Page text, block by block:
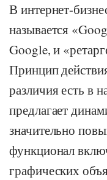
В интернет-
называется
Google, и
Принцип
различия есть в
предлагает
значительно
функционал
графических